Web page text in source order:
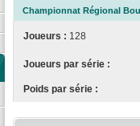
Championnat Régional
Joueurs : 128
Joueurs par série :
Poids par série :